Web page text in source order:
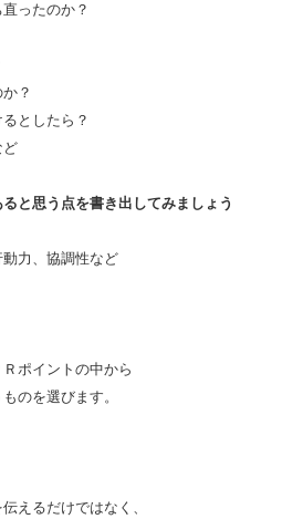
ったのか？
？
としたら？
ど
と思う点を書き出してみましょう
力、協調性など
ポイントの中から
のを選びます。
えるだけではなく、